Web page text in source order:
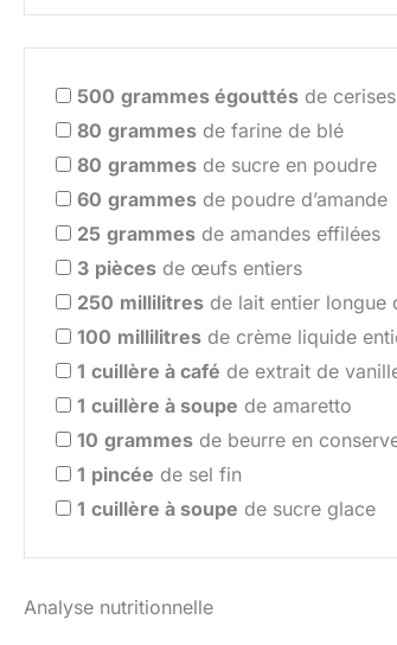
500 grammes égouttés de
80 grammes de farine de blé
80 grammes de sucre en poudre
60 grammes de poudre d’amande
25 grammes de amandes effilées
3 pièces de œufs entiers
250 millilitres de lait entier longue
100 millilitres de crème liquide
1 cuillère à café de extrait de
1 cuillère à soupe de amaretto
10 grammes de beurre en
1 pincée de sel fin
1 cuillère à soupe de sucre glace
Analyse nutritionnelle